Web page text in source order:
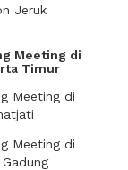
Jeruk
Meeting di
Timur
Meeting di
Meeting di